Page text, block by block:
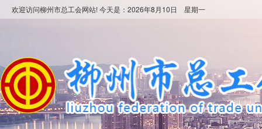
欢迎访问柳州市总工会网站! 今天是： 2026年8月10日 星期一